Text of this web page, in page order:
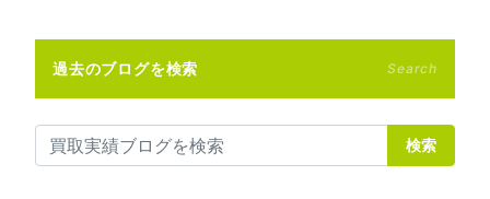
過去のブログを検索 Search
検索